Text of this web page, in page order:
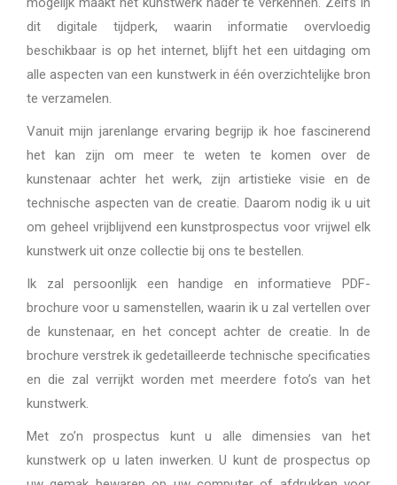
dit digitale tijdperk, waarin informatie overvloedig
beschikbaar is op het internet, blijft het een uitdaging om
alle aspecten van een kunstwerk in één overzichtelijke bron
te verzamelen.
Vanuit mijn jarenlange ervaring begrijp ik hoe fascinerend
het kan zijn om meer te weten te komen over de
kunstenaar achter het werk, zijn artistieke visie en de
technische aspecten van de creatie. Daarom nodig ik u uit
om geheel vrijblijvend een kunstprospectus voor vrijwel elk
kunstwerk uit onze collectie bij ons te bestellen.
Ik zal persoonlijk een handige en informatieve PDF-
brochure voor u samenstellen, waarin ik u zal vertellen over
de kunstenaar, en het concept achter de creatie. In de
brochure verstrek ik gedetailleerde technische specificaties
en die zal verrijkt worden met meerdere foto’s van het
kunstwerk.
Met zo’n prospectus kunt u alle dimensies van het
kunstwerk op u laten inwerken. U kunt de prospectus op